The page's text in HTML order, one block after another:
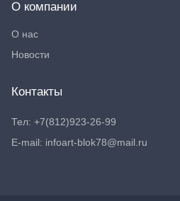
О компании
О нас
Новости
Контакты
Тел: +7(812)923-26-99
E-mail: infoart-blok78@mail.ru